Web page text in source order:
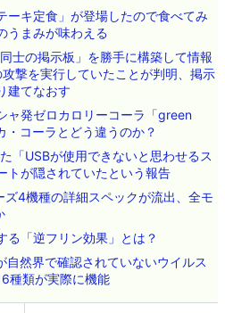
ーキ定食」が登場したので食べてみ
うまみが味わえる
士の掲示板」を勝手に構築して情報
撃を実行していたことが判明、掲示
建てなおす
ャ発ゼロカロリーコーラ「green
コーラとどう違うのか？
「USBが使用できないと思わせるス
トが隠されていたという報告
4機種の詳細スペックが流出、全モ
る「逆フリン効果」とは？
自然界で確認されていないウイルス
種類が実際に機能